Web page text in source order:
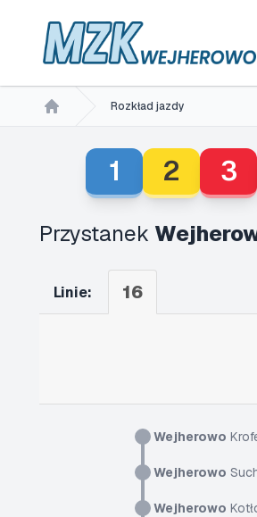
Rozkład jazdy
1 2 3
Przystanek
Linie: 16
Wejherowo
Wejherowo
Wejherowo